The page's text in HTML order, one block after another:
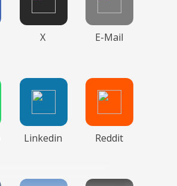
X E-Mail
Linkedin Reddit